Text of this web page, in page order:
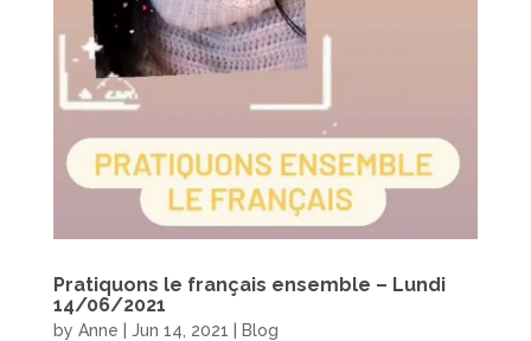
Pratiquons le français ensemble – Lundi
14/06/2021
by Anne Jun 14, 2021 Blog